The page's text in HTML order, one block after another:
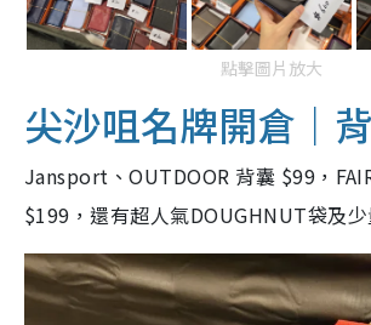
點擊圖片放大
尖沙咀名牌開倉｜
Jansport、OUTDOOR 背囊 $99，
$199，還有超人氣DOUGHNUT袋及少